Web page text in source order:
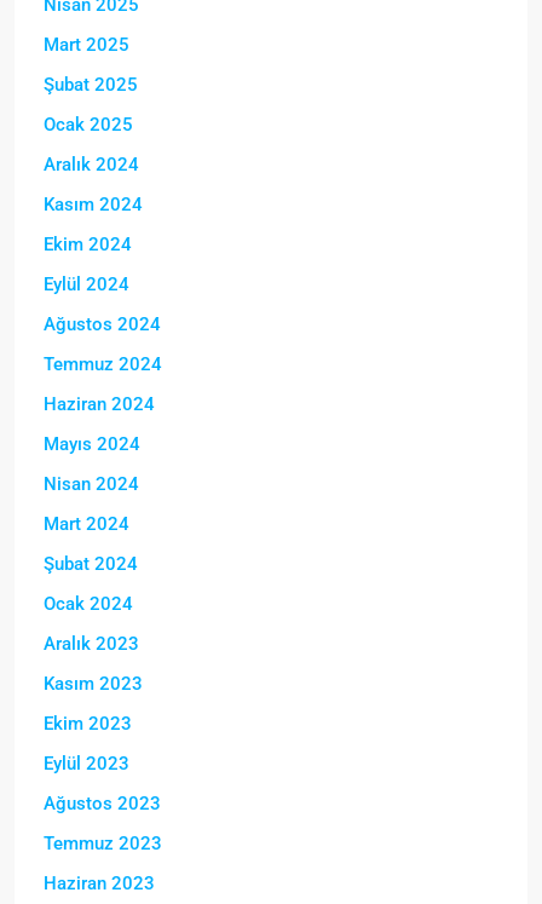
Nisan 2025
Mart 2025
Şubat 2025
Ocak 2025
Aralık 2024
Kasım 2024
Ekim 2024
Eylül 2024
Ağustos 2024
Temmuz 2024
Haziran 2024
Mayıs 2024
Nisan 2024
Mart 2024
Şubat 2024
Ocak 2024
Aralık 2023
Kasım 2023
Ekim 2023
Eylül 2023
Ağustos 2023
Temmuz 2023
Haziran 2023